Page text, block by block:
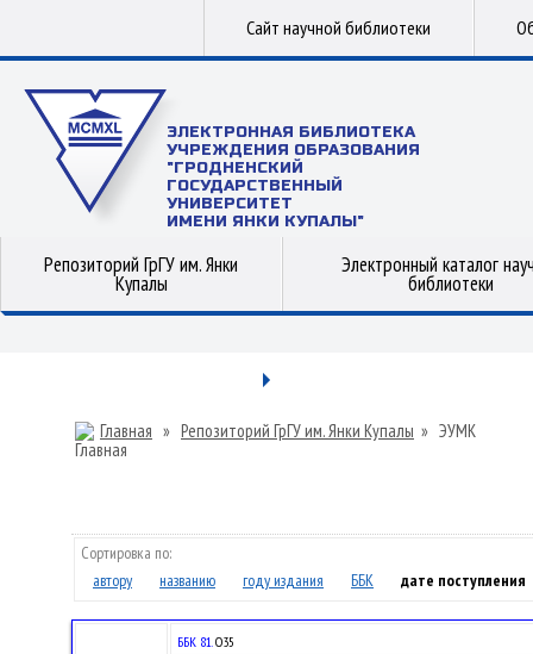
Сайт научной библиотеки
ЭЛЕКТРОННАЯ БИБЛИОТЕКА
УЧРЕЖДЕНИЯ ОБРАЗОВАНИЯ
"ГРОДНЕНСКИЙ
ГОСУДАРСТВЕННЫЙ
УНИВЕРСИТЕТ
ИМЕНИ ЯНКИ КУПАЛЫ"
Репозиторий ГрГУ им. Янки
Купалы
Электронный каталог
библиотеки
Главная » Репозиторий ГрГУ им. Янки Купалы » ЭУМК
Сортировка по:
автору
названию году издания ББК дате поступления
ББК 81.О35